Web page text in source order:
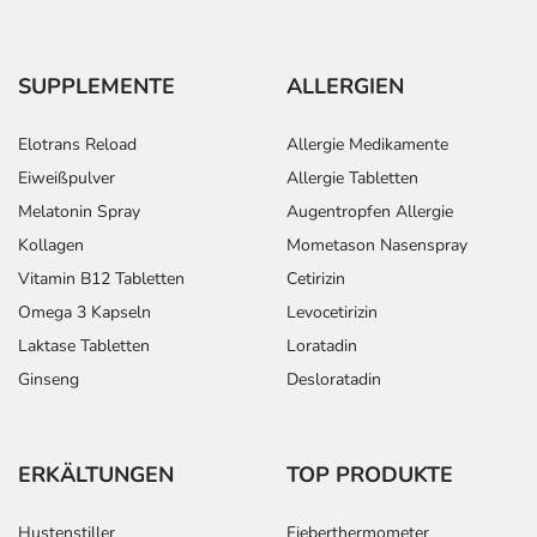
werden.
Diese Angabe gilt nur für Tabletten in der
Durchdrückpackung.
Wichtige Hinweise
Was sollten Sie beachten?
- Vorsicht bei Allergie gegen Bindemittel (z.B.
Carboxymethylcellulose mit der E-Nummer E 466)!
- Vorsicht bei Allergie gegen Propylenglykol und ähnliche
Wenn Sie eine Diabetes-Diät einhalten müssen, sollten
Sie den Zuckergehalt berücksichtigen.
SUPPLEMENTE
Elotrans Reload
Eiweißpulver
Melatonin Spray
Kollagen
Vitamin B12 Tabletten
Omega 3 Kapseln
Laktase Tabletten
Ginseng
ALLERGIEN
Allergie Medikamente
Allergie Tabletten
Augentropfen Allergie
Mometason Nasenspray
Cetirizin
Levocetirizin
Loratadin
Desloratadin
ERKÄLTUNGEN TOP PRODUKTE